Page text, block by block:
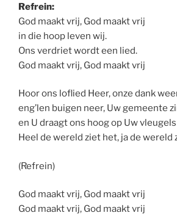
Refrein:
God maakt vrij, God maakt vrij
in die hoop leven wij.
Ons verdriet wordt een lied.
God maakt vrij, God maakt vrij
Hoor ons loflied Heer, onze dank
eng’len buigen neer, Uw gemeente
en U draagt ons hoog op Uw
Heel de wereld ziet het, ja de wereld
(Refrein)
God maakt vrij, God maakt vrij
God maakt vrij, God maakt vrij